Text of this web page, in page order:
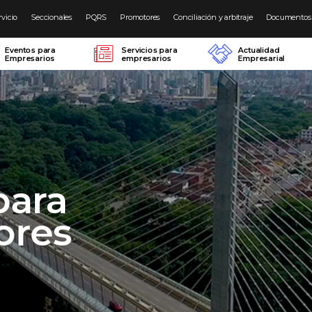
Seccionales PQRS Promotores Conciliación y arbitraje Documentos
Eventos para
Empresarios
Servicios para
empresarios
Actualidad
Empresarial